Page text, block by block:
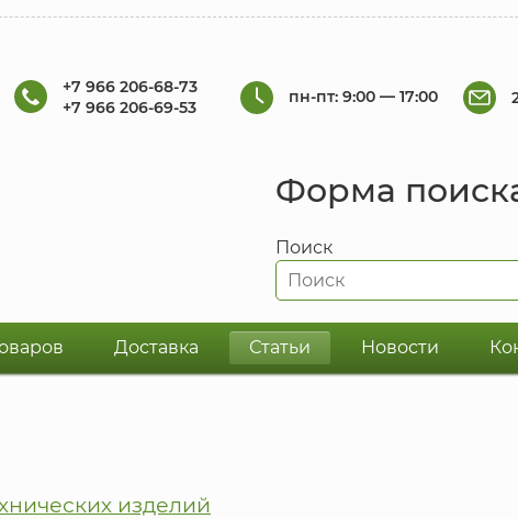
+7 966 206-68-73
+7 966 206-69-53
пн-пт: 9:00 — 17:00
Форма
Поиск
Доставка Статьи Новости
изделий